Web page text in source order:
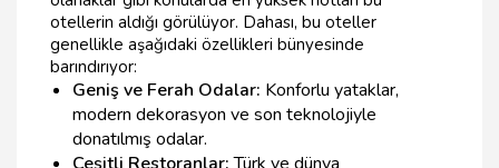
otellerin aldığı görülüyor. Dahası, bu oteller
genellikle aşağıdaki özellikleri bünyesinde
barındırıyor:
Geniş ve Ferah Odalar: Konforlu yataklar,
modern dekorasyon ve son teknolojiyle
donatılmış odalar.